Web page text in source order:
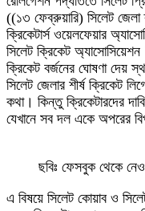
((১৩ ফেব্রুয়ারি) সিলেট জেলা
ক্রিকেটার্স ওয়েলফেয়ার
সিলেট ক্রিকেট
ক্রিকেট বর্জনের ঘোষণা দেয়
সিলেট জেলার শীর্ষ ক্রিকেট
কথা। কিন্তু ক্রিকেটারদের
যেখানে সব দল একে অপরের
ছবিঃ ফেসবুক থেকে
এ বিষয়ে সিলেট কোয়াব ও